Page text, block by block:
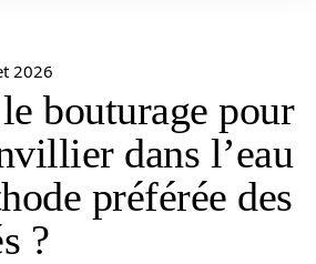
2026
bouturage pour
dans l’eau
préférée des
?